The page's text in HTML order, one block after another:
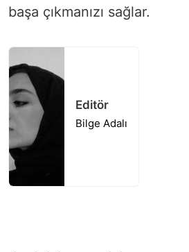
başa çıkmanızı sağlar.
Editör
Bilge Adalı